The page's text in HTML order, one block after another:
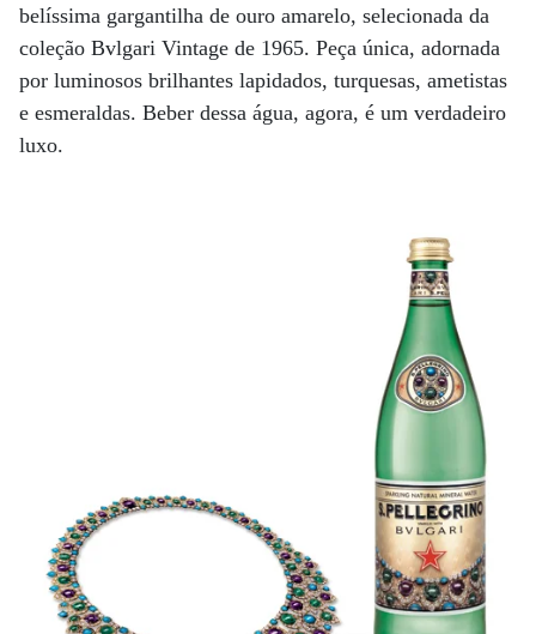
belíssima gargantilha de ouro amarelo, selecionada da
coleção Bvlgari Vintage de 1965. Peça única, adornada
por luminosos brilhantes lapidados, turquesas, ametistas
e esmeraldas. Beber dessa água, agora, é um verdadeiro
luxo.